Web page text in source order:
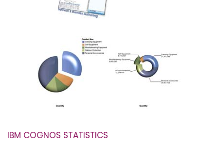
IBM COGNOS STATISTICS